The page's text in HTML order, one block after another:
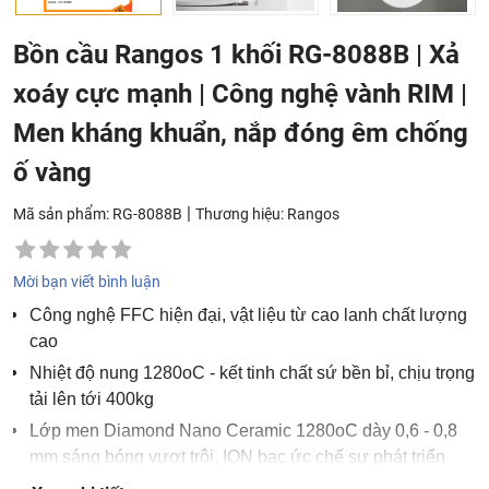
Bồn cầu Rangos 1 khối RG-8088B | Xả
xoáy cực mạnh | Công nghệ vành RIM |
Men kháng khuẩn, nắp đóng êm chống
ố vàng
Mã sản phẩm: RG-8088B | Thương hiệu: Rangos
Mời bạn viết bình luận
Công nghệ FFC hiện đại, vật liệu từ cao lanh chất lượng
cao
Nhiệt độ nung 1280oC - kết tinh chất sứ bền bỉ, chịu trọng
tải lên tới 400kg
Lớp men Diamond Nano Ceramic 1280oC dày 0,6 - 0,8
mm sáng bóng vượt trội, ION bạc ức chế sự phát triển
của vi khuẩn